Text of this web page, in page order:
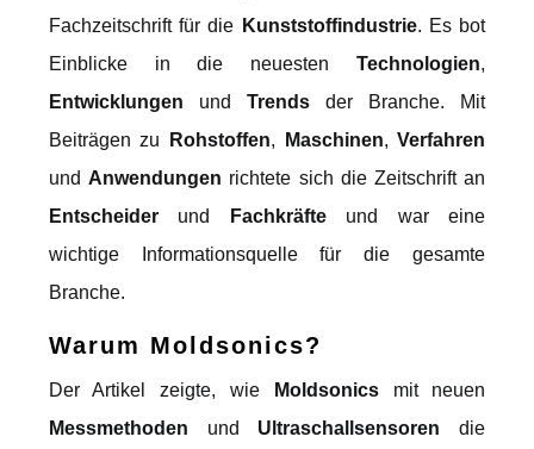
Fachzeitschrift für die Kunststoffindustrie. Es bot
Einblicke in die neuestenTechnologien,
Entwicklungen und Trendsder Branche. Mit
Beiträgen zu
Rohstoffen, Maschinen,Verfahren
und Anwendungen richtete sich die Zeitschrift an
Entscheiderund Fachkräfteund war eine
wichtige Informationsquelle für die gesamte
Branche.
Warum Moldsonics?
Der Artikel zeigte, wie Moldsonicsmit neuen
Messmethoden und Ultraschallsensoren die